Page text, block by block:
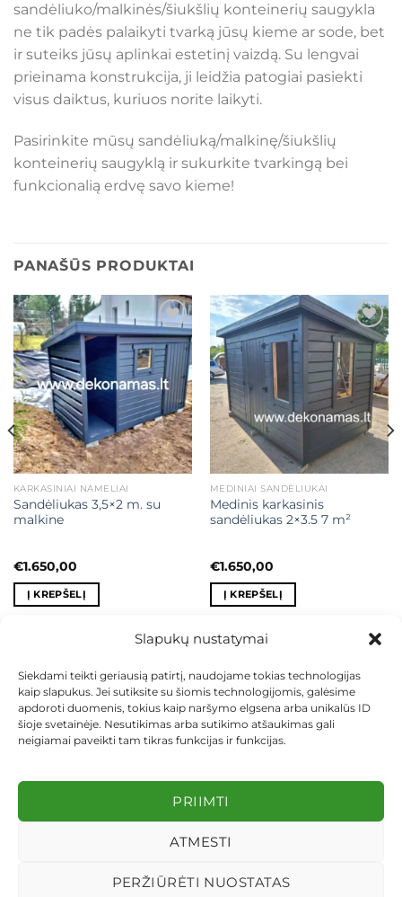
Slapukų nustatymai
Siekdami teikti geriausią patirtį, naudojame tokias technologijas
kaip slapukus. Jei sutiksite su šiomis technologijomis, galėsime
apdoroti duomenis, tokius kaip naršymo elgsena arba unikalūs ID
šioje svetainėje. Nesutikimas arba sutikimo atšaukimas gali
neigiamai paveikti tam tikras funkcijas ir funkcijas.
PRIIMTI
ATMESTI
PERŽIŪRĖTI NUOSTATAS
sandėliuko/malkinės/šiukšlių konteinerių saugykla
ne tik padės palaikyti tvarką jūsų kieme ar sode, bet
ir suteiks jūsų aplinkai estetinį vaizdą. Su lengvai
prieinama konstrukcija, ji leidžia patogiai pasiekti
visus daiktus, kuriuos norite laikyti.
Pasirinkite mūsų sandėliuką/malkinę/šiukšlių
konteinerių saugyklą ir sukurkite tvarkingą bei
funkcionalią erdvę savo kieme!
PANAŠŪS PRODUKTAI
Mėgstamiausias
KARKASINIAI NAMELIAI
Sandėliukas 3,5×2 m. su
malkine
€1.650,00
Į KREPŠELĮ
Mėgstamiausias
MEDINIAI SANDĖLIUKAI
Medinis karkasinis
sandėliukas 2×3.5 7 m²
€1.650,00
Į KREPŠELĮ
KONTAKTAI
INDIVIDUALŪS PROJEKTAI
MOKĖJIMAS LIZINGU
PIRKIMO TAISYKLĖS
PRISTATYMAS
KEITIMAS IR GRĄŽINIMAS
PRIVATUMO POLITIKA